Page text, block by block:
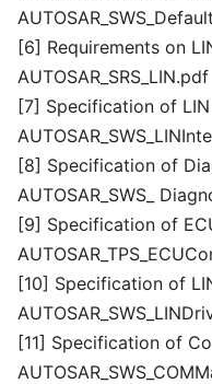
[6] Requirements on
AUTOSAR_SRS_LIN.pdf
[7] Specification of
[8] Specification of
AUTOSAR_SWS_
[9] Specification of
[10] Specification of
[11] Specification of